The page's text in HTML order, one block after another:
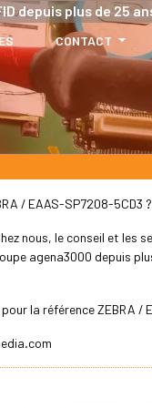
depuis plus de 25
CONTACT
/ EAAS-SP7208-5CD3 ?
nous, le conseil et les
agena3000 depuis
la référence ZEBRA /